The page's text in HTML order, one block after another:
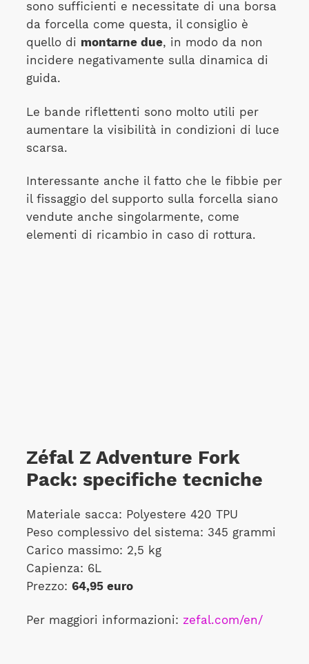
sono sufficienti e necessitate di una borsa
da forcella come questa, il consiglio è
quello di montarne due, in modo da non
incidere negativamente sulla dinamica di
guida.
Le bande riflettenti sono molto utili per
aumentare la visibilità in condizioni di luce
scarsa.
Interessante anche il fatto che le fibbie per
il fissaggio del supporto sulla forcella siano
vendute anche singolarmente, come
elementi di ricambio in caso di rottura.
Zéfal Z Adventure Fork
Pack: specifiche tecniche
Materiale sacca: Polyestere 420 TPU
Peso complessivo del sistema: 345 grammi
Carico massimo: 2,5 kg
Capienza: 6L
Prezzo: 64,95 euro
Per maggiori informazioni: zefal.com/en/